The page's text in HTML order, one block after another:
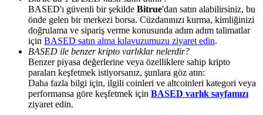
BTC Welcome Rewards
Deposit & Trade BTC to Share 25000 USDT prize pool!
BASED'ı güvenli bir şekilde Bitrue'dan satın alabilirsiniz, bu
önde gelen bir merkezi borsa. Cüzdanınızı kurma, kimliğinizi
doğrulama ve sipariş verme konusunda adım adım talimatlar
için BASED satın alma kılavuzumuzu ziyaret edin.
BASED ile benzer kripto varlıklar nelerdir?
Benzer piyasa değerlerine veya özelliklere sahip kripto
paraları keşfetmek istiyorsanız, şunlara göz atın:
Daha fazla bilgi için, ilgili coinleri ve altcoinleri kategori veya
performansa göre keşfetmek için BASED varlık sayfamızı
ziyaret edin.